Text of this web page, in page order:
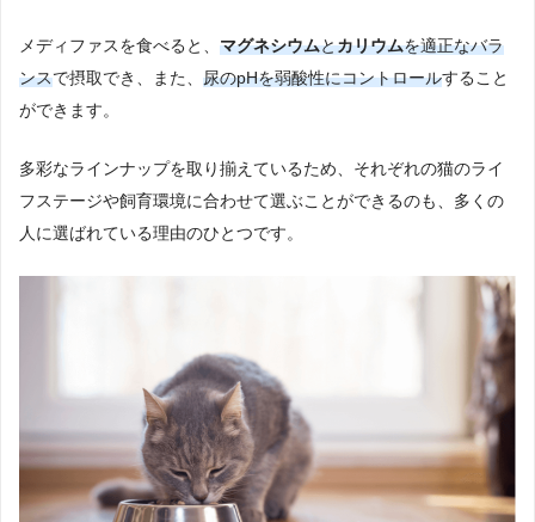
メディファスを食べると、 マグネシウムとカリウムを適正なバラ
ンスで摂取でき、また、 尿のpHを弱酸性にコントロールすること
ができます。
多彩なラインナップを取り揃えているため、それぞれの猫のライ
フステージや飼育環境に合わせて選ぶことができるのも、多くの
人に選ばれている理由のひとつです。